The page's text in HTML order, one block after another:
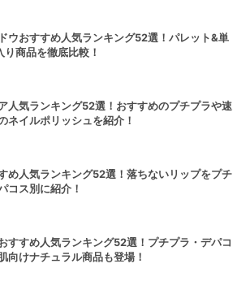
ウおすすめ人気ランキング52選！パレット&単
り商品を徹底比較！
人気ランキング52選！おすすめのプチプラや速
ネイルポリッシュを紹介！
め人気ランキング52選！落ちないリップをプチ
コス別に紹介！
すすめ人気ランキング52選！プチプラ・デパコ
向けナチュラル商品も登場！